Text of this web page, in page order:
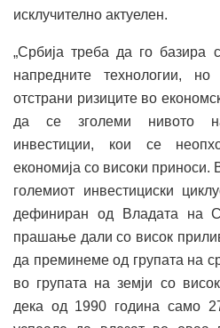
исклучително актуелен.
„Србија треба да го базира
напредните технологии,
отстрани ризиците во
да се зголеми нивото
инвестиции, кои се
економија со високи
големиот инвестициски
дефиниран од Владата на
прашање дали со висок
да преминеме од групата на
во групата на земји со
дека од 1990 година само